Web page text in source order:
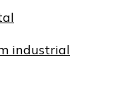
industrial